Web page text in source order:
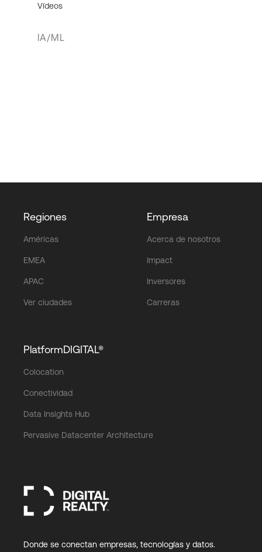
Vídeos
IA/ML
Regiones
Américas
EMEA
APAC
Ver ciudades
Empresa
Acerca de nosotros
Impact
Inversores
Carreras
PlatformDIGITAL®
Colocation
Conectividad
Data Insights Hub
Pervasive Datacenter Architecture
Donde se conectan empresas, tecnologías y datos.